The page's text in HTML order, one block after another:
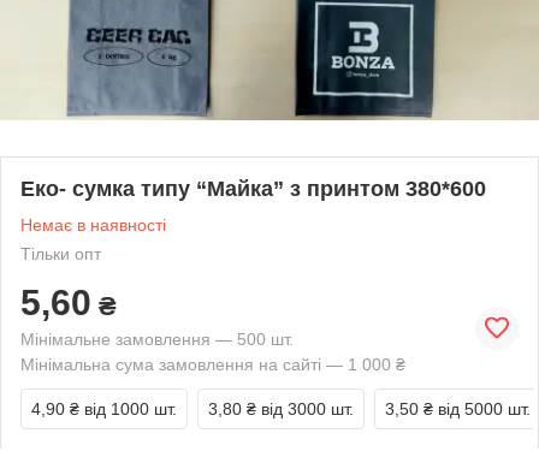
Еко- сумка типу “Майка” з принтом 380*600
Немає в наявності
Тільки опт
5,60 ₴
Мінімальне замовлення — 500 шт.
Мінімальна сума замовлення на сайті — 1 000 ₴
4,90 ₴ від 1000 шт. 3,80 ₴ від 3000 шт. 3,50 ₴ від 5000 шт.